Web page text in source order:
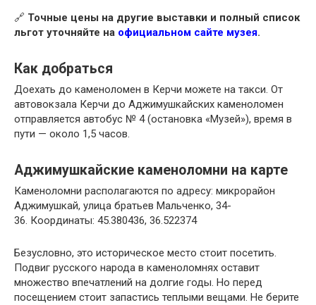
🔗 Точные цены на другие выставки и полный список
льгот уточняйте на официальном сайте музея.
Как добраться
Доехать до каменоломен в Керчи можете на такси. От
автовокзала Керчи до Аджимушкайских каменоломен
отправляется автобус № 4 (остановка «Музей»), время в
пути — около 1,5 часов.
Аджимушкайские каменоломни на карте
Каменоломни располагаются по адресу: микрорайон
Аджимушкай, улица братьев Мальченко, 34-
36. Координаты: 45.380436, 36.522374
Безусловно, это историческое место стоит посетить.
Подвиг русского народа в каменоломнях оставит
множество впечатлений на долгие годы. Но перед
посещением стоит запастись теплыми вещами. Не берите